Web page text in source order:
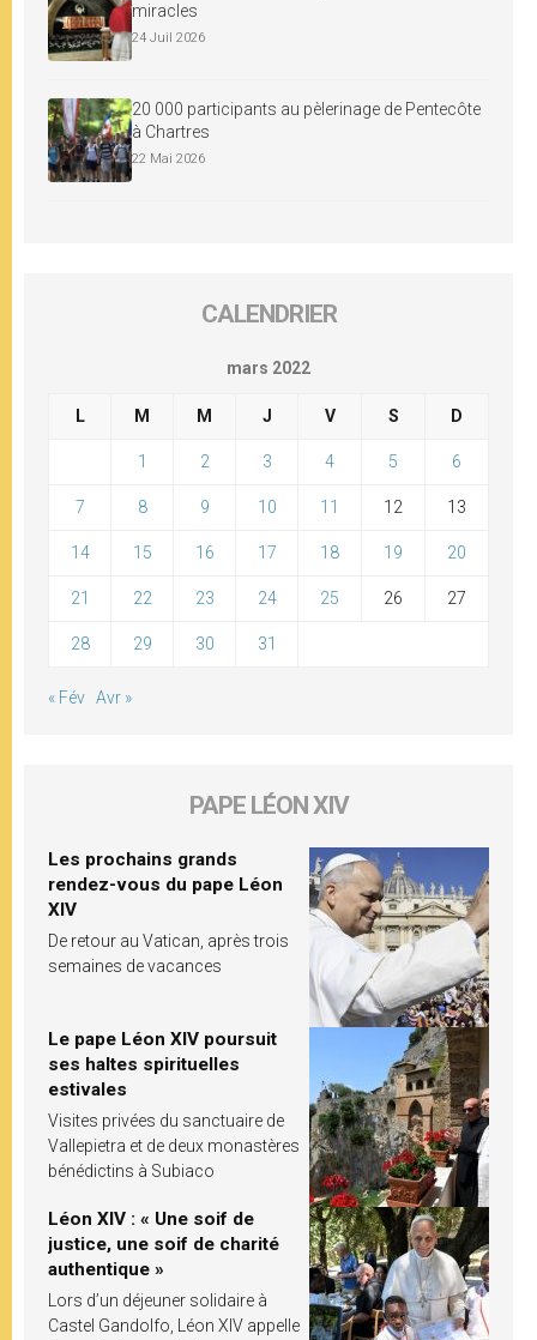
miracles
24 Juil 2026
20 000 participants au pèlerinage de Pentecôte
à Chartres
22 Mai 2026
CALENDRIER
mars 2022
L M M J V S D
1 2 3 4 5 6
7 8 9 10 11 12 13
14 15 16 17 18 19 20
21 22 23 24 25 26 27
28 29 30 31
« Fév Avr »
PAPE LÉON XIV
Les prochains grands
rendez-vous du pape Léon
XIV
De retour au Vatican, après trois
semaines de vacances
Le pape Léon XIV poursuit
ses haltes spirituelles
estivales
Visites privées du sanctuaire de
Vallepietra et de deux monastères
bénédictins à Subiaco
Léon XIV : « Une soif de
justice, une soif de charité
authentique »
Lors d’un déjeuner solidaire à
Castel Gandolfo, Léon XIV appelle